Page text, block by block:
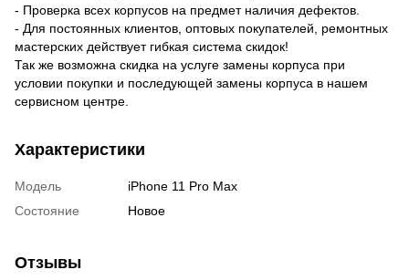
- Проверка всех корпусов на предмет наличия дефектов.
- Для постоянных клиентов, оптовых покупателей, ремонтных
мастерских действует гибкая система скидок!
Так же возможна скидка на услуге замены корпуса при
условии покупки и последующей замены корпуса в нашем
сервисном центре.
Характеристики
Модель
iPhone 11 Pro Max
Состояние
Новое
Отзывы